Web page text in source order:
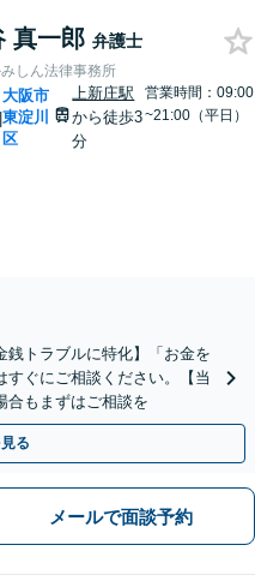
真一郎 弁護士
しん法律事務所
|
大阪市
東淀川
区
上新庄駅
から徒歩3
分
営業時間：09:00
~21:00（平日）
銭トラブルに特化】「お金を
ぐにご相談ください。【当
合もまずはご相談を
る
メールで面談予約